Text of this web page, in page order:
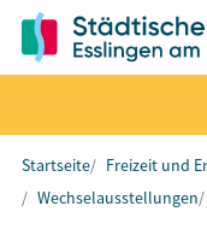
Startseite Freizeit und
Wechselausstellungen